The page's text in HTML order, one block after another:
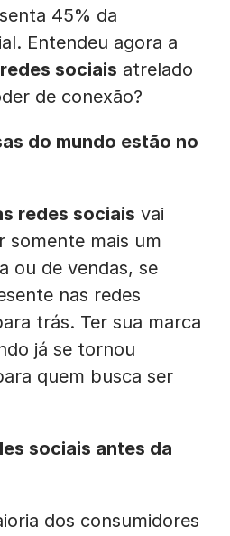
45% da
Entendeu agora a
sociais atrelado
de conexão?
do mundo estão no
redes sociais vai
somente mais um
ou de vendas, se
nas redes
trás. Ter sua marca
já se tornou
quem busca ser
sociais antes da
dos consumidores